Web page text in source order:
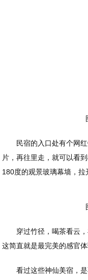
民宿的入口处有个网红
片，再往里走，就可以看
180度的观景玻璃幕墙，拉
穿过竹径，喝茶看云，
这简直就是最完美的感官体
看过这些神仙美宿，是